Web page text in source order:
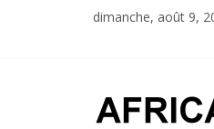
dimanche, août 9,